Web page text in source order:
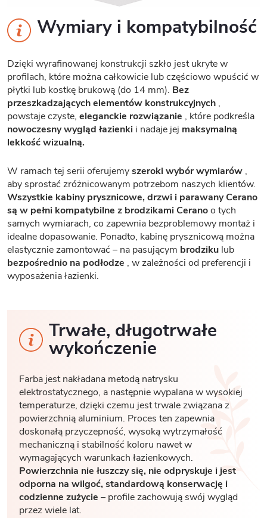
Wymiary i kompatybilność
Dzięki wyrafinowanej konstrukcji szkło jest ukryte w
profilach, które można całkowicie lub częściowo wpuścić w
płytki lub kostkę brukową (do 14 mm). Bez
przeszkadzających elementów konstrukcyjnych ,
powstaje czyste, eleganckie rozwiązanie , które podkreśla
nowoczesny wygląd łazienki i nadaje jej maksymalną
lekkość wizualną.
W ramach tej serii oferujemyszeroki wybór wymiarów ,
aby sprostać zróżnicowanym potrzebom naszych klientów.
Wszystkie kabiny prysznicowe, drzwi i parawany Cerano
są w pełni kompatybilne z brodzikami Ceranoo tych
samych wymiarach, co zapewnia bezproblemowy montaż i
idealne dopasowanie. Ponadto, kabinę prysznicową można
elastycznie zamontować – na pasującym brodziku lub
bezpośrednio na podłodze , w zależności od preferencji i
wyposażenia łazienki.
Trwałe, długotrwałe
wykończenie
Farba jest nakładana metodą natrysku
elektrostatycznego, a następnie wypalana w wysokiej
temperaturze, dzięki czemu jest trwale związana z
powierzchnią aluminium. Proces ten zapewnia
doskonałą przyczepność, wysoką wytrzymałość
mechaniczną i stabilność koloru nawet w
wymagających warunkach łazienkowych.
Powierzchnia nie łuszczy się, nie odpryskuje i jest
odporna na wilgoć, standardową konserwację i
codzienne zużycie – profile zachowują swój wygląd
przez wiele lat.